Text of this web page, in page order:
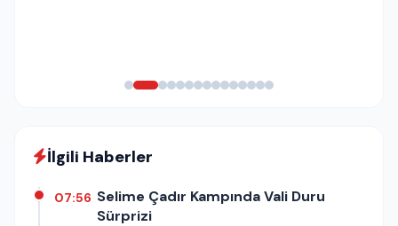
İlgili Haberler
07:56 Selime Çadır Kampında Vali Duru
Sürprizi